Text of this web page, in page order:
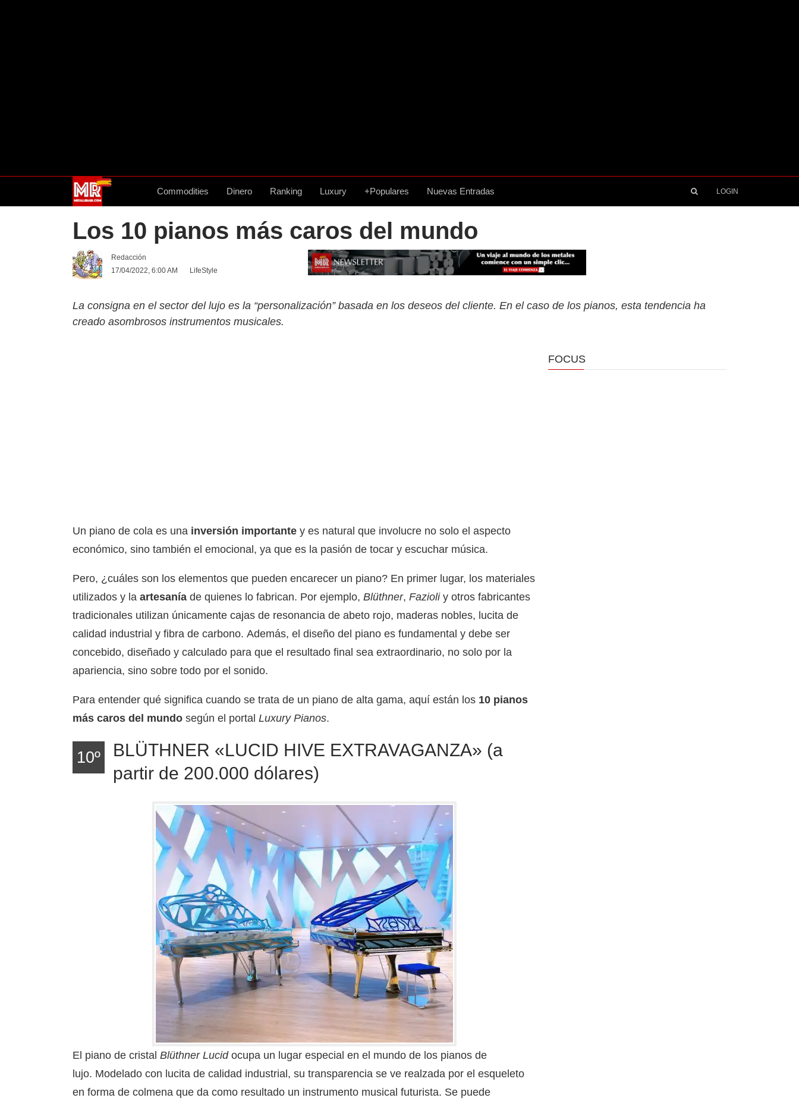
Commodities Dinero Ranking Luxury +Populares Nuevas Entradas LOGIN
Los 10 pianos más caros del mundo
Redacción
17/04/2022, 6:00 AM
LifeStyle
La consigna en el sector del lujo es la “personalización” basada en los deseos del cliente. En el caso de los pianos, esta tendencia ha
creado asombrosos instrumentos musicales.
Un piano de cola es una inversión importante y es natural que involucre no solo el aspecto
económico, sino también el emocional, ya que es la pasión de tocar y escuchar música.
Pero, ¿cuáles son los elementos que pueden encarecer un piano? En primer lugar, los materiales
utilizados y la artesanía de quienes lo fabrican. Por ejemplo, Blüthner, Fazioliy otros fabricantes
tradicionales utilizan únicamente cajas de resonancia de abeto rojo, maderas nobles, lucita de
calidad industrial y fibra de carbono. Además, el diseño del piano es fundamental y debe ser
concebido, diseñado y calculado para que el resultado final sea extraordinario, no solo por la
apariencia, sino sobre todo por el sonido.
Para entender qué significa cuando se trata de un piano de alta gama, aquí están los 10 pianos
más caros del mundo según el portal Luxury Pianos.
10º
BLÜTHNER «LUCID HIVE EXTRAVAGANZA» (a
partir de 200.000 dólares)
El piano de cristal Blüthner Lucidocupa un lugar especial en el mundo de los pianos de
lujo. Modelado con lucita de calidad industrial, su transparencia se ve realzada por el esqueleto
en forma de colmena que da como resultado un instrumento musical futurista. Se puede
FOCUS